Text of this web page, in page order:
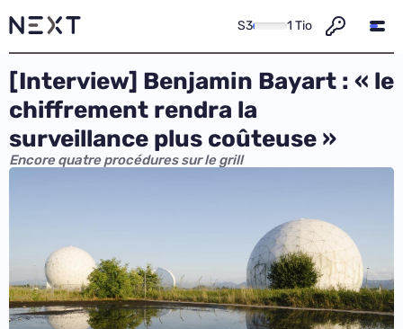
S3 1 Tio
[Interview] Benjamin Bayart : « le
chiffrement rendra la
surveillance plus coûteuse »
Encore quatre procédures sur le grill